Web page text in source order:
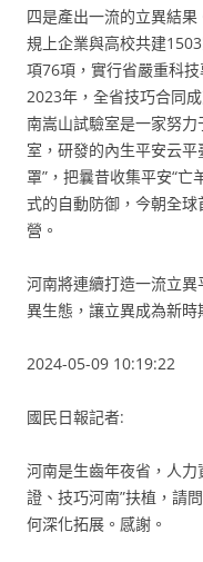
四是產出一流的立異結
規上企業與高校共建
項76項，實行省嚴重科
2023年，全省技巧合同
南嵩山試驗室是一家努
室，研發的內生平安云
罩”，把曩昔收集平安“亡
式的自動防御，今朝全
營。
河南將連續打造一流立
異生態，讓立異成為新時
2024-05-09 10:19:22
國民日報記者:
河南是生齒年夜省，人
證、技巧河南”扶植，請
何深化拓展。感謝。